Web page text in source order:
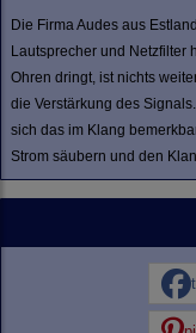
Die Firma Audes aus
Lautsprecher und Netzfilter
Ohren dringt, ist nichts
die Verstärkung des
sich das im Klang
Strom säubern und den